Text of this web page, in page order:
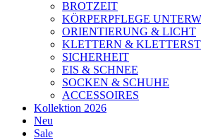
BROTZEIT
KÖRPERPFLEGE
ORIENTIERUNG & LICHT
KLETTERN &
SICHERHEIT
EIS & SCHNEE
SOCKEN & SCHUHE
ACCESSOIRES
Kollektion 2026
Neu
Sale